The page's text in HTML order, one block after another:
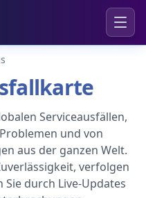
Serviceausfällen,
und von
aus der ganzen Welt.
verfolgen
durch Live-Updates